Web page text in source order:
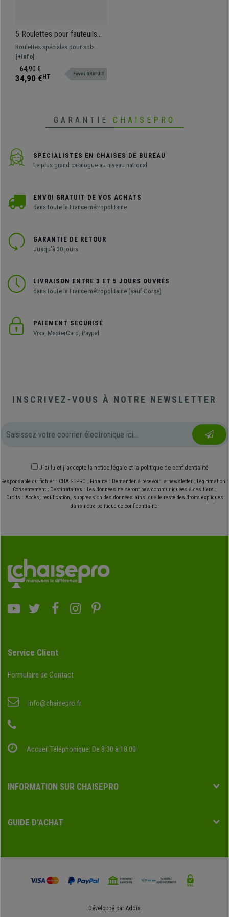
5 Roulettes pour fauteuils
11x50mm, revêtement en
caoutchouc, Design Gamer,
Coloris Rose
Roulettes spéciales pour sols
durs (parquet, carrelage, etc.) et
tout type de sol. Elle évitent les
rayures et les marques
[+Info]
64,90 €
34,90 € HT Envoi GRATUIT
GARANTIE CHAISEPRO
SPÉCIALISTES EN CHAISES DE BUREAU
Le plus grand catalogue au niveau national
ENVOI GRATUIT DE VOS ACHATS
dans toute la France métropolitaine
GARANTIE DE RETOUR
Jusqu'à 30 jours
LIVRAISON ENTRE 3 ET 5 JOURS OUVRÉS
dans toute la France métropolitaine (sauf Corse)
PAIEMENT SÉCURISÉ
Visa, MasterCard, Paypal
INSCRIVEZ-VOUS À NOTRE NEWSLETTER
J´ai lu et j´accepte la notice légale et la politique de confidentialité
Responsable du fichier : CHAISEPRO ; Finalité : Demander à recevoir la newsletter ; Légitimation :
Consentement ; Destinataires : Les données ne seront pas communiquées à des tiers ;
Droits : Accès, rectification, suppression des données ainsi que le reste des droits expliqués
dans notre politique de confidentialité.
Service Client
Formulaire de Contact
info@chaisepro.fr
Accueil Téléphonique: De 8:30 à 18:00
INFORMATION SUR CHAISEPRO
GUIDE D'ACHAT
Développé par Addis